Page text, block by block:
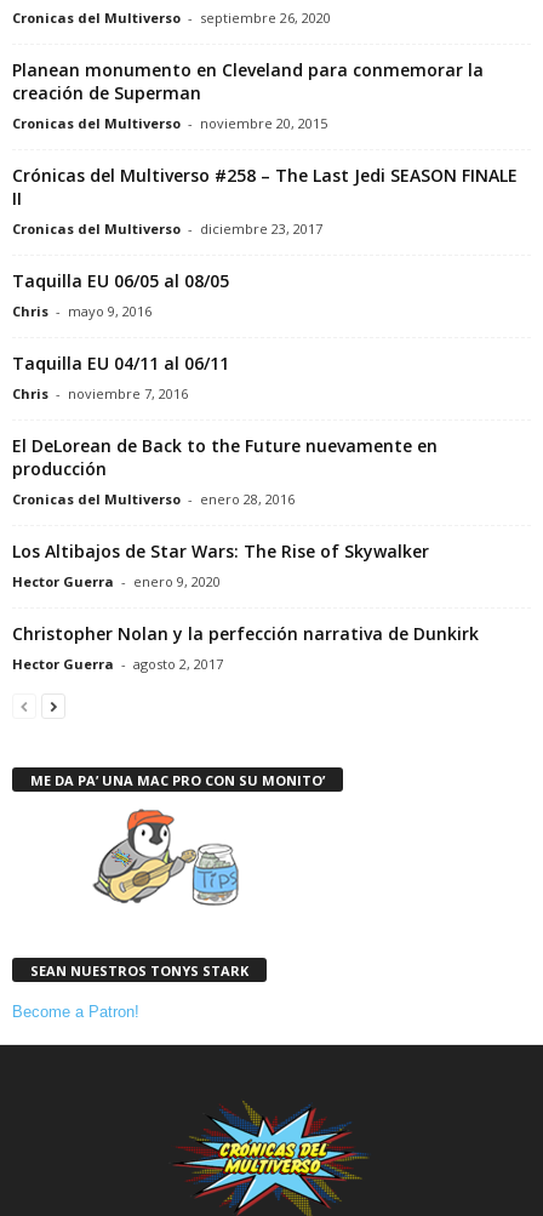
Cronicas del Multiverso - septiembre 26, 2020
Planean monumento en Cleveland para conmemorar la
creación de Superman
Cronicas del Multiverso - noviembre 20, 2015
Crónicas del Multiverso #258 – The Last Jedi SEASON FINALE
II
Cronicas del Multiverso - diciembre 23, 2017
Taquilla EU 06/05 al 08/05
Chris - mayo 9, 2016
Taquilla EU 04/11 al 06/11
Chris - noviembre 7, 2016
El DeLorean de Back to the Future nuevamente en
producción
Cronicas del Multiverso - enero 28, 2016
Los Altibajos de Star Wars: The Rise of Skywalker
Hector Guerra - enero 9, 2020
Christopher Nolan y la perfección narrativa de Dunkirk
Hector Guerra - agosto 2, 2017
ME DA PA’ UNA MAC PRO CON SU MONITO’
SEAN NUESTROS TONYS STARK
Become a Patron!